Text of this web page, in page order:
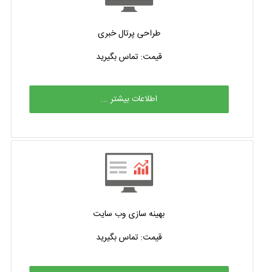
طراحی پرتال خبری
قیمت: تماس بگیرید
اطلاعات بیشتر ...
بهینه سازی وب سایت
قیمت: تماس بگیرید